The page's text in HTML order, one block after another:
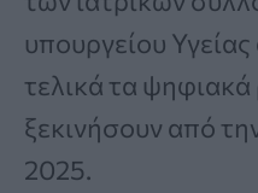
υπουργείου
τελικά τα
ξεκινήσουν από
2025.